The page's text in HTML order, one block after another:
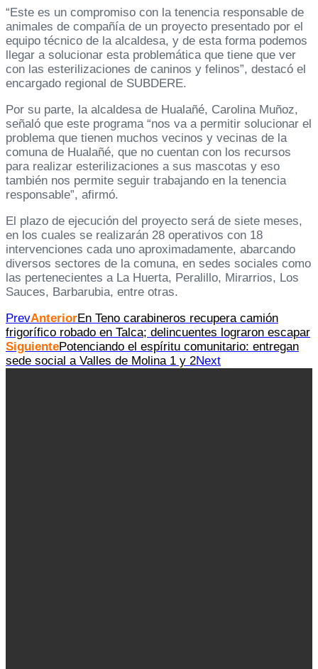
“Este es un compromiso con la tenencia responsable de
animales de compañía de un proyecto presentado por el
equipo técnico de la alcaldesa, y de esta forma podemos
llegar a solucionar esta problemática que tiene que ver
con las esterilizaciones de caninos y felinos”, destacó el
encargado regional de SUBDERE.
Por su parte, la alcaldesa de Hualañé, Carolina Muñoz,
señaló que este programa “nos va a permitir solucionar el
problema que tienen muchos vecinos y vecinas de la
comuna de Hualañé, que no cuentan con los recursos
para realizar esterilizaciones a sus mascotas y eso
también nos permite seguir trabajando en la tenencia
responsable”, afirmó.
El plazo de ejecución del proyecto será de siete meses,
en los cuales se realizarán 28 operativos con 18
intervenciones cada uno aproximadamente, abarcando
diversos sectores de la comuna, en sedes sociales como
las pertenecientes a La Huerta, Peralillo, Mirarrios, Los
Sauces, Barbarubia, entre otras.
PrevAnteriorEn Teno carabineros recupera camión
frigorífico robado en Talca; delincuentes lograron escapar
SiguientePotenciando el espíritu comunitario: entregan
sede social a Valles de Molina 1 y 2Next